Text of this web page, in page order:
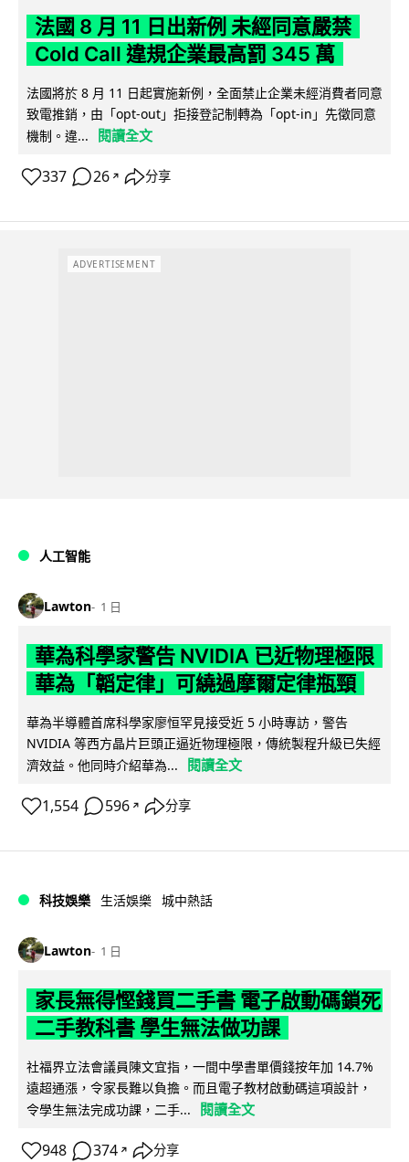
法國 8 月 11 日出新例 未經同意嚴禁
Cold Call 違規企業最高罰 345 萬
法國將於 8 月 11 日起實施新例，全面禁止企業未經消費者同意
致電推銷，由「opt-out」拒接登記制轉為「opt-in」先徵同意
機制。違...
閱讀全文
337 26 ↗ 分享
ADVERTISEMENT
人工智能
Lawton 1 日
華為科學家警告 NVIDIA 已近物理極限
華為「韜定律」可繞過摩爾定律瓶頸
華為半導體首席科學家廖恒罕見接受近 5 小時專訪，警告
NVIDIA 等西方晶片巨頭正逼近物理極限，傳統製程升級已失經
濟效益。他同時介紹華為...
閱讀全文
1,554 596 ↗ 分享
科技娛樂 生活娛樂 城中熱話
Lawton 1 日
家長無得慳錢買二手書 電子啟動碼鎖死
二手教科書 學生無法做功課
社福界立法會議員陳文宜指，一間中學書單價錢按年加 14.7%
遠超通漲，令家長難以負擔。而且電子教材啟動碼這項設計，
令學生無法完成功課，二手...
閱讀全文
948 374 ↗ 分享